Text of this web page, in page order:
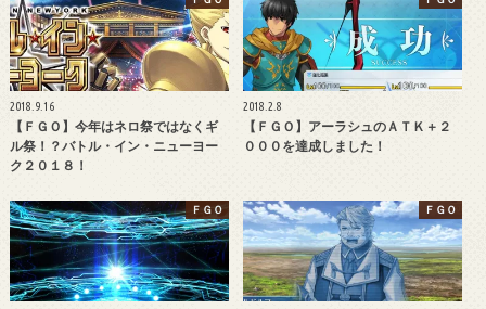
2018.9.16
【ＦＧＯ】今年はネロ祭ではなくギ
ル祭！？バトル・イン・ニューヨー
ク２０１８！
2018.2.8
【ＦＧＯ】アーラシュのＡＴＫ＋２
０００を達成しました！
ＦＧＯ ＦＧＯ